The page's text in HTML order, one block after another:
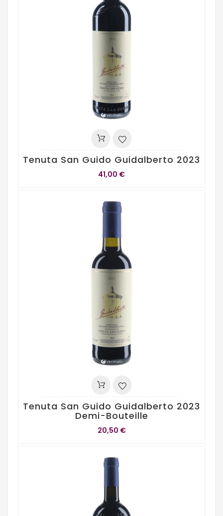
Tenuta San Guido Guidalberto 2023
41,00 €
Tenuta San Guido Guidalberto 2023
Demi-Bouteille
20,50 €